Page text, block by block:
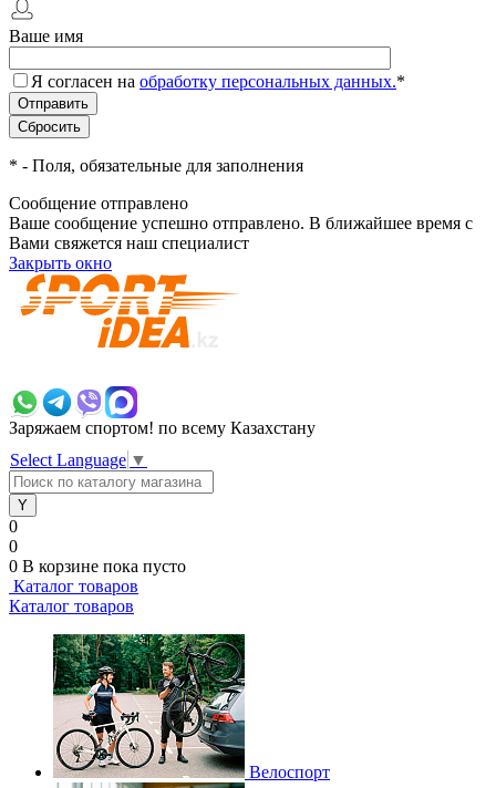
Ваше имя
Я согласен на обработку персональных данных.*
* - Поля, обязательные для заполнения
Сообщение отправлено
Ваше сообщение успешно отправлено. В ближайшее время с
Вами свяжется наш специалист
Закрыть окно
Заряжаем спортом! по всему Казахстану
Select Language ▼
0
0
0 В корзине пока пусто
Каталог товаров
Каталог товаров
Велоспорт